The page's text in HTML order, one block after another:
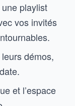
playlist
vos invités
démos,
et l’espace